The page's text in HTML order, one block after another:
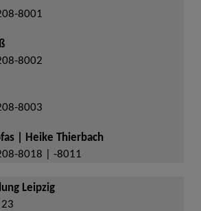
8001
8002
8003
| Heike Thierbach
8018 | -8011
Leipzig
23